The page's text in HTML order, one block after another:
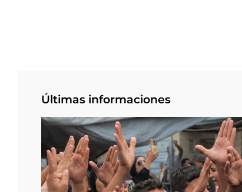
Últimas informaciones